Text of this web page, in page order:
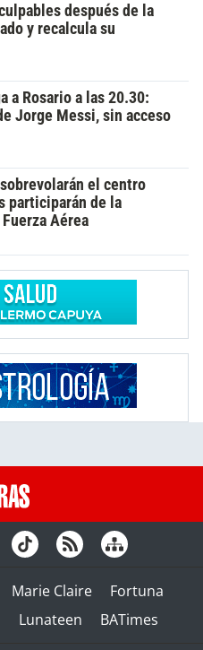
después de la
y recalcula su
a Rosario a las 20.30:
Jorge Messi, sin acceso
el centro
participarán de la
Aérea
Marie Claire
Fortuna
Lunateen BATimes